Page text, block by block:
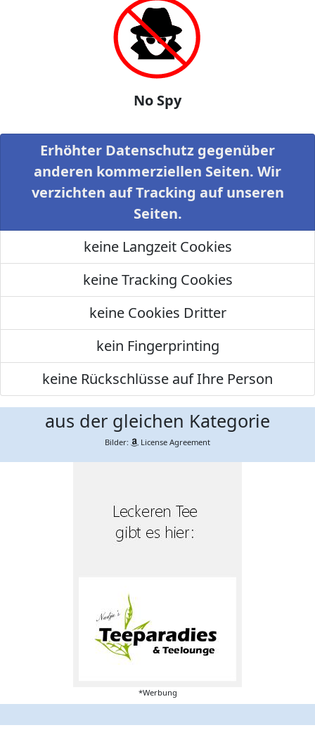
No Spy
Erhöhter Datenschutz gegenüber
anderen kommerziellen Seiten. Wir
verzichten auf Tracking auf unseren
Seiten.
keine Langzeit Cookies
keine Tracking Cookies
keine Cookies Dritter
kein Fingerprinting
keine Rückschlüsse auf Ihre Person
aus der gleichen Kategorie
Bilder: License Agreement
*Werbung